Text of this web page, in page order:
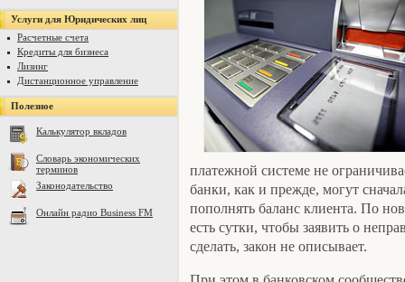
Услуги для Юридических лиц
Расчетные счета
Кредиты для бизнеса
Лизинг
Дистанционное управление
Полезное
Калькулятор вкладов
Словарь экономических
терминов
Законодательство
Онлайн радио Business FM
платежной системе не
банки, как и прежде, могут
пополнять баланс клиента. По
есть сутки, чтобы заявить о
сделать, закон не описывает.